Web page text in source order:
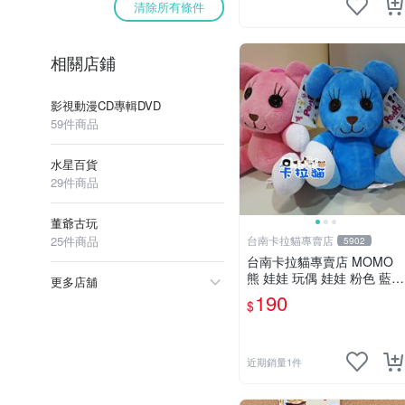
清除所有條件
相關店鋪
影視動漫CD專輯DVD
59件商品
水星百貨
29件商品
董爺古玩
25件商品
更多店舖
台南卡拉貓專賣店 5902
台南卡拉貓專賣店 MOMO
熊 娃娃 玩偶 娃娃 粉色 藍色
2色分售
$190
近期銷量1件